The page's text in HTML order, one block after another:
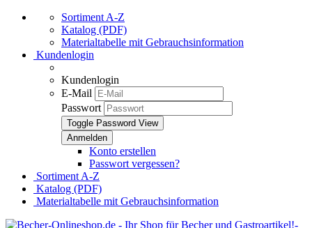
Sortiment A-Z
Katalog (PDF)
Materialtabelle mit Gebrauchsinformation
Kundenlogin
Kundenlogin
E-Mail
Passwort
Toggle Password View
Konto erstellen
Passwort vergessen?
Sortiment A-Z
Katalog (PDF)
Materialtabelle mit Gebrauchsinformation